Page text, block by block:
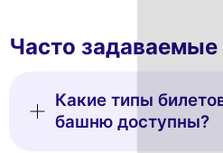
Часто
Какие типы
башню доступны?